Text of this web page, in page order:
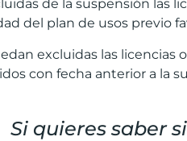
de la suspensión las
del plan de usos previo
excluidas las licencias
con fecha anterior a la
Si quieres saber